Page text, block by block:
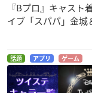
『Bプロ』キャスト
イブ「スパパ」金
話題 アプリ ゲーム